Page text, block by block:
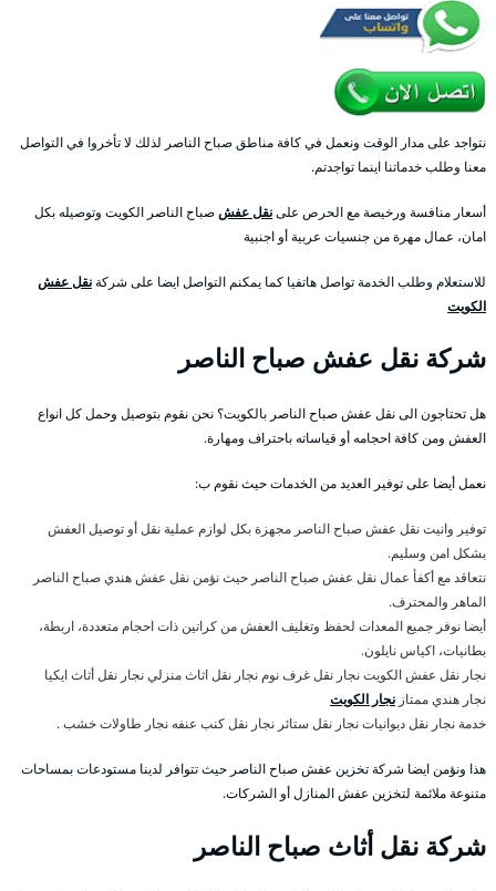
نتواجد على مدار الوقت ونعمل في كافة مناطق صباح الناصر لذلك لا تأخروا في التواصل
معنا وطلب خدماتنا اينما تواجدتم.
أسعار منافسة ورخيصة مع الحرص علىنقل عفشصباح الناصر الكويت وتوصيله بكل
امان، عمال مهرة من جنسيات عربية أو اجنبية
للاستعلام وطلب الخدمة تواصل هاتفيا كما يمكنم التواصل ايضا على شركةنقل عفش
الكويت
شركة نقل عفش صباح الناصر
هل تحتاجون الى نقل عفش صباح الناصر بالكويت؟ نحن نقوم بتوصيل وحمل كل انواع
العفش ومن كافة احجامه أو قياساته باحتراف ومهارة.
نعمل أيضا على توفير العديد من الخدمات حيث نقوم ب:
توفير وانيت نقل عفش صباح الناصر مجهزة بكل لوازم عملية نقل أو توصيل العفش
بشكل امن وسليم.
نتعاقد مع أكفأ عمال نقل عفش صباح الناصر حيث نؤمن نقل عفش هندي صباح الناصر
الماهر والمحترف.
أيضا نوفر جميع المعدات لحفظ وتغليف العفش من كراتين ذات احجام متعددة، اربطة،
بطانيات، اكياس نايلون.
نجار نقل عفش الكويت نجار نقل غرف نوم نجار نقل اثاث منزلي نجار نقل أثاث ايكيا
نجار هندي ممتاز نجار الكويت
خدمة نجار نقل ديوانيات نجار نقل ستائر نجار نقل كنب عنفه نجار طاولات خشب .
هذا ونؤمن ايضا شركة تخزين عفش صباح الناصر حيث تتوافر لدينا مستودعات بمساحات
متنوعة ملائمة لتخزين عفش المنازل أو الشركات.
شركة نقل أثاث صباح الناصر